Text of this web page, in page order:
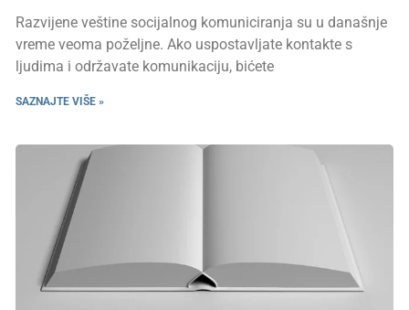
Razvijene veštine socijalnog komuniciranja su u današnje
vreme veoma poželjne. Ako uspostavljate kontakte s
ljudima i održavate komunikaciju, bićete
SAZNAJTE VIŠE »